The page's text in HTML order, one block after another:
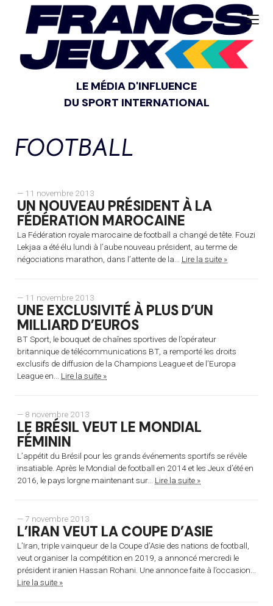
LE MÉDIA D'INFLUENCE
DU SPORT INTERNATIONAL
FOOTBALL
— 11 novembre 2013
UN NOUVEAU PRÉSIDENT À LA
FÉDÉRATION MAROCAINE
La Fédération royale marocaine de football a changé de tête. Fouzi
Lekjaa a été élu lundi à l’aube nouveau président, au terme de
négociations marathon, dans l’attente de la... Lire la suite »
— 11 novembre 2013
UNE EXCLUSIVITÉ À PLUS D’UN
MILLIARD D’EUROS
BT Sport, le bouquet de chaînes sportives de l’opérateur
britannique de télécommunications BT, a remporté les droits
exclusifs de diffusion de la Champions League et de l’Europa
League en... Lire la suite »
— 8 novembre 2013
LE BRÉSIL VEUT LE MONDIAL
FÉMININ
L’appétit du Brésil pour les grands événements sportifs se révèle
insatiable. Après le Mondial de football en 2014 et les Jeux d’été en
2016, le pays lorgne maintenant sur... Lire la suite »
— 7 novembre 2013
L’IRAN VEUT LA COUPE D’ASIE
L’Iran, triple vainqueur de la Coupe d’Asie des nations de football,
veut organiser la compétition en 2019, a annoncé mercredi le
président iranien Hassan Rohani. Une annonce faite à l’occasion...
Lire la suite »